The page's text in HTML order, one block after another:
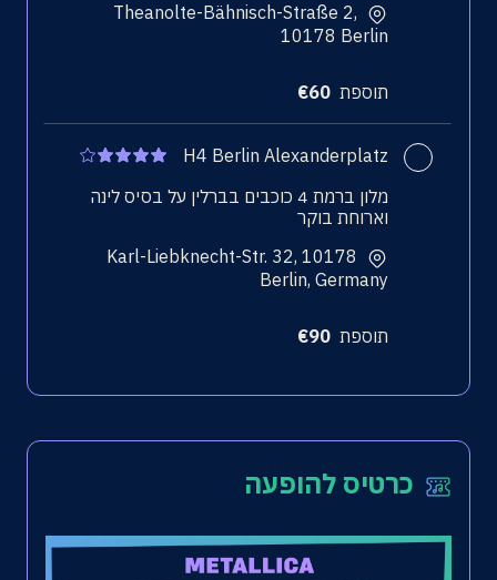
Theanolte-Bähnisch-Straße 2,
10178 Berlin
תוספת 60
€
H4 Berlin Alexanderplatz
מלון ברמת 4 כוכבים בברלין על בסיס לינה
וארוחת בוקר
Karl-Liebknecht-Str. 32, 10178
Berlin, Germany
תוספת 90
€
כרטיס להופעה